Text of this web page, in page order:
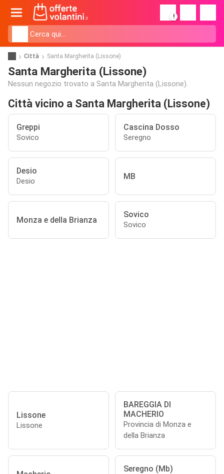
!
Città Santa Margherita (Lissone)
Santa Margherita (Lissone)
Nessun negozio trovato a Santa Margherita (Lissone).
Città vicino a Santa Margherita (Lissone)
Greppi
Sovico
Cascina Dosso
Seregno
Desio
Desio MB
Monza e della Brianza
Sovico
Sovico
Lissone
Lissone
BAREGGIA DI
MACHERIO
Provincia di Monza e
della Brianza
Seregno (Mb)